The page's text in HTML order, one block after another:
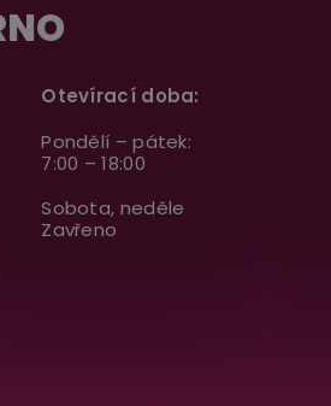
Otevírací doba:
Pondělí – pátek:
7:00 – 18:00
Sobota, neděle
Zavřeno